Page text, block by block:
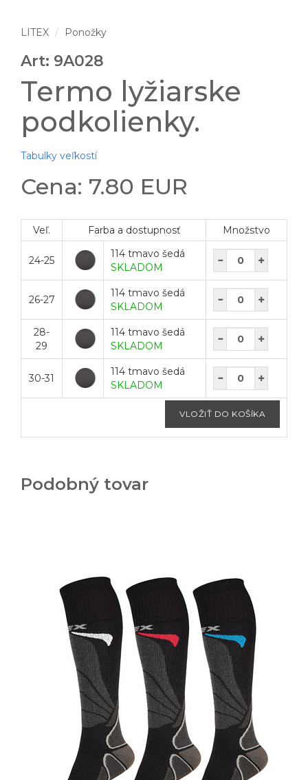
LITEX Ponožky
Art: 9A028
Termo lyžiarske
podkolienky.
Tabulky veľkostí
Cena: 7.80 EUR
Veľ. Farba a dostupnosť Množstvo
24-25
114 tmavo šedá
SKLADOM
26-27
114 tmavo šedá
SKLADOM
28-
29
114 tmavo šedá
SKLADOM
30-31
114 tmavo šedá
SKLADOM
Podobný tovar